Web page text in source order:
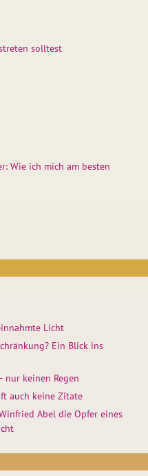
solltest
Wie ich mich am besten
Licht
Ein Blick ins
keinen Regen
auch keine Zitate
Abel die Opfer eines